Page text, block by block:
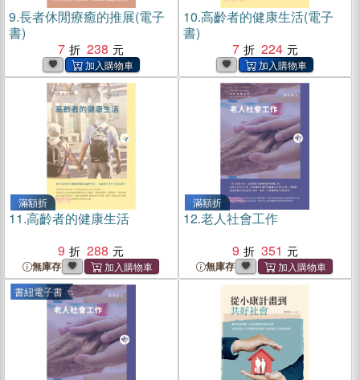
9.長者休閒療癒的推展(電子
書)
7
238
10.高齡者的健康生活(電子
書)
7
224
滿額折
11.高齡者的健康生活
9
288
無庫存
滿額折
12.老人社會工作
9
351
無庫存
書紐電子書